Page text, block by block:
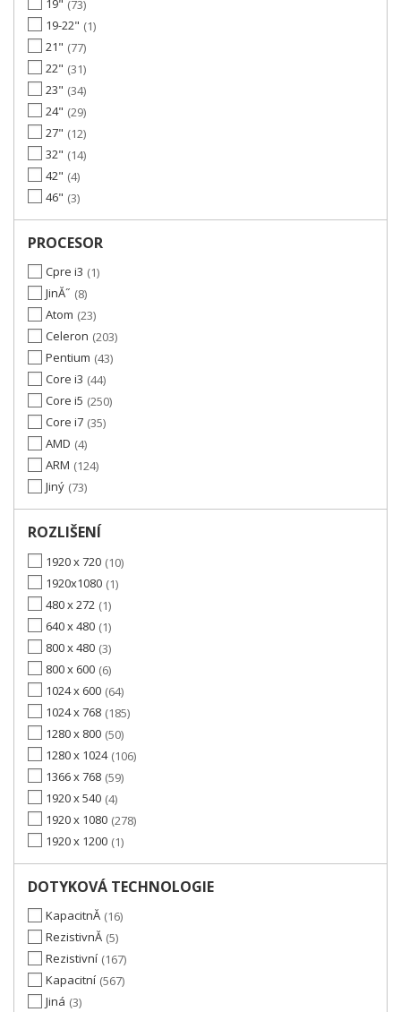
73
19-22"
1
21" 77
22" 31
23" 34
24" 29
27"
12
32"
14
42" 4
46" 3
PROCESOR
Cpre i3
1
JinĂ˝ 8
Atom 23
Celeron 203
Pentium 43
Core i3 44
Core i5 250
Core i7 35
AMD 4
ARM
124
Jiný 73
ROZLIŠENÍ
1920 x 720 10
1920x1080 1
480 x 272
1
640 x 480 1
800 x 480 3
800 x 600 6
1024 x 600 64
1024 x 768 185
1280 x 800 50
1280 x 1024 106
1366 x 768 59
1920 x 540 4
1920 x 1080 278
1920 x 1200 1
DOTYKOVÁ TECHNOLOGIE
KapacitnĂ­ 16
RezistivnĂ­ 5
Rezistivní 167
Kapacitní 567
Jiná 3